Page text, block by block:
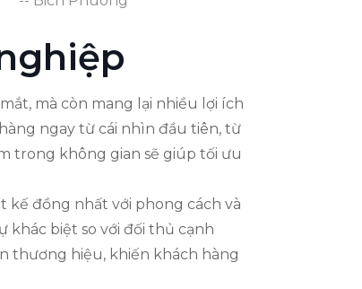
mà còn mang lại nhiều lợi ích
ngay từ cái nhìn đầu tiên, từ
trong không gian sẽ giúp tối ưu
kế đồng nhất với phong cách và
khác biệt so với đối thủ cạnh
thương hiệu, khiến khách hàng